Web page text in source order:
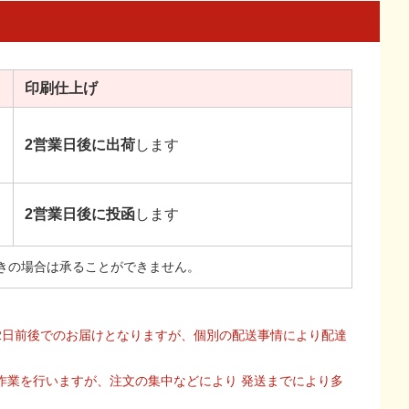
印刷仕上げ
2営業日後に出荷します
2営業日後に投函します
場合は承ることができません。
前後でのお届けとなりますが、個別の配送事情により配達
を行いますが、注文の集中などにより 発送までにより多